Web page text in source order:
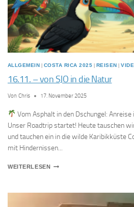
GESCHICHTE
DES
NATIONALPARKS
ALLGEMEIN | COSTA RICA 2025 | REISEN |
16.11. – von SJO in die Natur
Von Chris 17. November 2025
Vom Asphalt in den Dschungel:
Unser Roadtrip startet! Heute tauschen
und tauchen ein in die wilde Karibikküste
mit Hindernissen...
WEITERLESEN16.11.